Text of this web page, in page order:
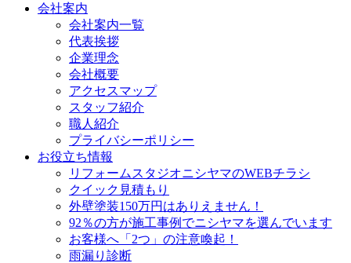
会社案内
会社案内一覧
代表挨拶
企業理念
会社概要
アクセスマップ
スタッフ紹介
職人紹介
プライバシーポリシー
お役立ち情報
リフォームスタジオニシヤマのWEBチラシ
クイック見積もり
外壁塗装150万円はありえません！
92％の方が施工事例でニシヤマを選んでいます
お客様へ「2つ」の注意喚起！
雨漏り診断